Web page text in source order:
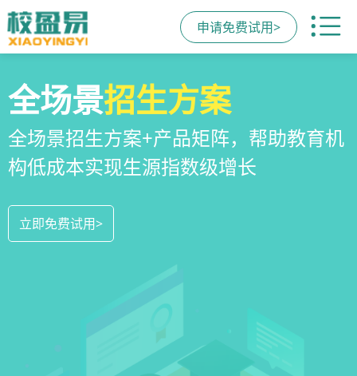
申请免费试用>
校区运营管理系统
教培机构数字化全场景运营管理系统，
全方位解决学校经营管理难题
立即免费试用>
全场景招生方案
全场景招生方案+产品矩阵，帮助教育机
构低成本实现生源指数级增长
立即免费试用>
教培机构小程序
一部手机链接机构、学员、家长，管理
更便捷，互动零距离，体验更满意
立即免费试用>